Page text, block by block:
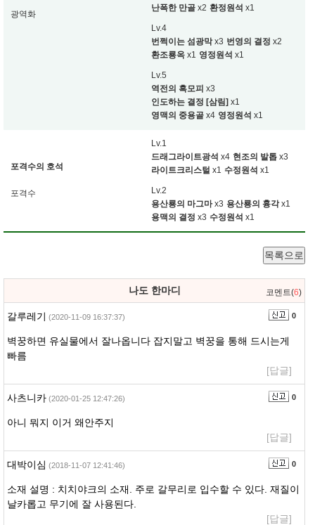
광역화
난폭한 만골 x2 환정원석 x1
Lv.4
번쩍이는 섬광막x3 번영의 결정 x2
환조룡옥 x1 영정원석 x1
Lv.5
역전의 흑모피 x3
인도하는 결정 [삼림] x1
영맥의 중용골 x4 영정원석 x1
포격수의 호석
포격수
Lv.1
드래그라이트광석 x4 현조의 발톱 x3
라이트크리스털 x1 수정원석 x1
Lv.2
용산룡의 마그마x3 용산룡의 흉각x1
용맥의 결정 x3 수정원석 x1
목록으로
나도 한마디 코멘트(6)
갈루레기 (2020-11-09 16:37:37) 0
벽꿍하면 유실물에서 잘나옵니다 잡지말고 벽꿍을 통해 드시는게
빠름
[답글]
사츠니카 (2020-01-25 12:47:26) 0
아니 뭐지 이거 왜안주지
[답글]
대박이심 (2018-11-07 12:41:46) 0
소재 설명 : 치치야크의 소재. 주로 갈무리로 입수할 수 있다. 재질이
날카롭고 무기에 잘 사용된다.
[답글]